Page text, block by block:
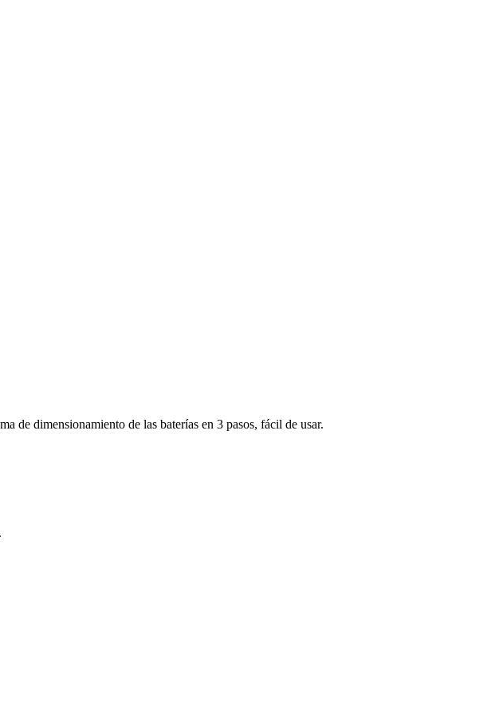
de dimensionamiento de las baterías en 3 pasos, fácil de usar.